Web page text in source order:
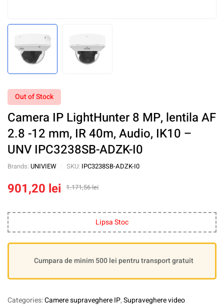
Out of Stock
Camera IP LightHunter 8 MP, lentila AF
2.8 -12 mm, IR 40m, Audio, IK10 –
UNV IPC3238SB-ADZK-I0
Brands: UNIVIEW SKU: IPC3238SB-ADZK-I0
1.171,56lei
901,20 lei
Lipsa Stoc
Cumpara de minim 500 lei pentru transport gratuit
Categories:Camere supraveghere IP,Supraveghere video